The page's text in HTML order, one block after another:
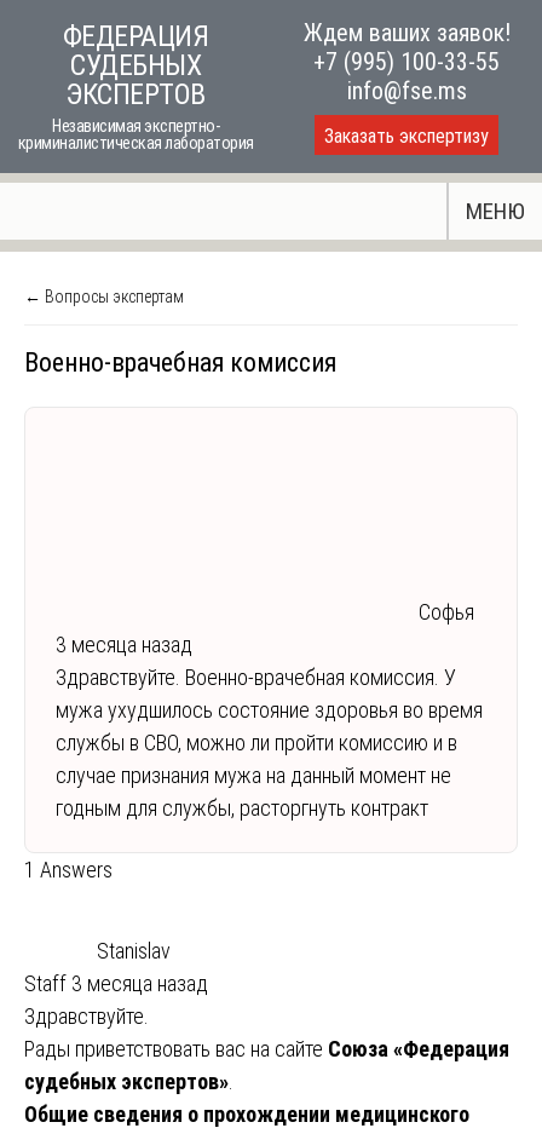
ФЕДЕРАЦИЯ
СУДЕБНЫХ
ЭКСПЕРТОВ
Независимая экспертно-
криминалистическая лаборатория
Ждем ваших заявок!
+7 (995) 100-33-55
info@fse.ms
Заказать экспертизу
МЕНЮ
← Вопросы экспертам
Военно-врачебная комиссия
Софья
3 месяца назад
Здравствуйте. Военно-врачебная комиссия. У
мужа ухудшилось состояние здоровья во время
службы в СВО, можно ли пройти комиссию и в
случае признания мужа на данный момент не
годным для службы, расторгнуть контракт
1 Answers
Stanislav
Staff 3 месяца назад
Здравствуйте.
Рады приветствовать вас на сайте Союза «Федерация
судебных экспертов»
Общие сведения о прохождении медицинского